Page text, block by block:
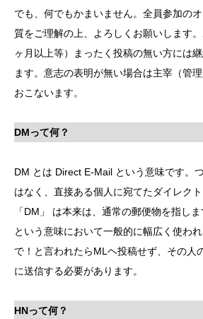
でも、何でもかまいません。全員参加の
質をご理解の上、よろしくお願いします
ヶ月以上等）まったく投稿の無い方には
ます。意志の表明が無い場合は主宰（管
おこないます。
DMって何？
DM とは Direct E-Mail という意味です。
はなく、直接ある個人に宛てたダイレクト
「DM」 は本来は、通常の郵便物を指し
という意味において一般的に幅広く使わ
で！と言われたらMLヘ投稿せず、その人
に送信する必要があります。
HNって何？